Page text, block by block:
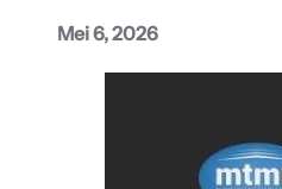
Mei 6, 2026